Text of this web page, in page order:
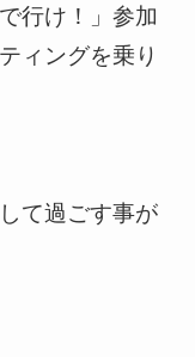
行け！」参加
ィングを乗り
て過ごす事が